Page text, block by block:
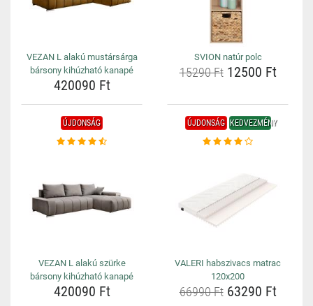
VEZAN L alakú mustársárga
bársony kihúzható kanapé
420090 Ft
SVION natúr polc
15290 Ft12500 Ft
ÚJDONSÁG
VEZAN L alakú szürke
bársony kihúzható kanapé
420090 Ft
ÚJDONSÁG KEDVEZMÉNY
VALERI habszivacs matrac
120x200
66990 Ft63290 Ft